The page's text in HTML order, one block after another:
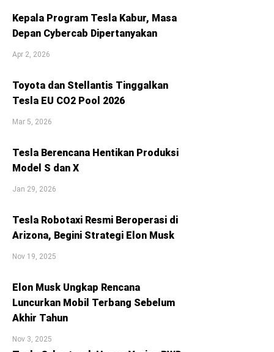
Kepala Program Tesla Kabur, Masa
Depan Cybercab Dipertanyakan
Apr 2, 2026
Toyota dan Stellantis Tinggalkan
Tesla EU CO2 Pool 2026
Mar 5, 2026
Tesla Berencana Hentikan Produksi
Model S dan X
Jan 29, 2026
Tesla Robotaxi Resmi Beroperasi di
Arizona, Begini Strategi Elon Musk
Nov 19, 2025
Elon Musk Ungkap Rencana
Luncurkan Mobil Terbang Sebelum
Akhir Tahun
Nov 3, 2025